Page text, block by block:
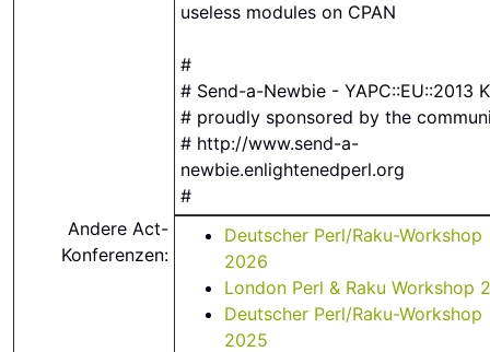
useless modules on CPAN
#
# Send-a-Newbie - YAPC::EU::2013
# proudly sponsored by the
# http://www.send-a-
newbie.enlightenedperl.org
#
Andere Act-
Konferenzen:
Deutscher Perl/Raku-Workshop
2026
London Perl & Raku Workshop
Deutscher Perl/Raku-Workshop
2025